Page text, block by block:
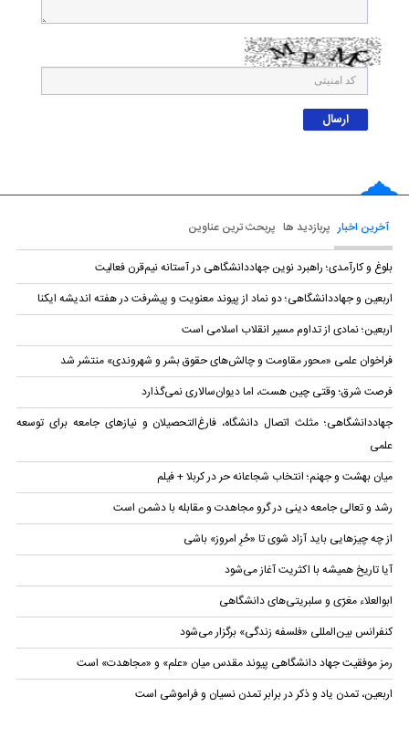
آخرین اخبار پربازدید ها پربحث ترین عناوین
بلوغ و کارآمدی؛ راهبرد نوین جهاددانشگاهی در آستانه نیم‌قرن فعالیت
اربعین و جهاددانشگاهی؛ دو نماد از پیوند معنویت و پیشرفت در هفته اندیشه ایکنا
اربعین؛ نمادی از تداوم مسیر انقلاب اسلامی است
فراخوان علمی «محور مقاومت و چالش‌های حقوق بشر و شهروندی» منتشر شد
فرصت شرق؛ وقتی چین هست، اما دیوان‌سالاری نمی‌گذارد
جهاددانشگاهی؛ مثلث اتصال دانشگاه، فارغ‌التحصیلان و نیازهای جامعه برای توسعه
علمی
میان بهشت و جهنم؛ انتخاب شجاعانه حر در کربلا + فیلم
رشد و تعالی جامعه دینی در گرو مجاهدت و مقابله با دشمن است
از چه چیزهایی باید آزاد شوی تا «حُرِ امروز» باشی
آیا تاریخ همیشه با اکثریت آغاز می‌شود
ابوالعلاء معَرّی و سلبریتی‌های دانشگاهی
کنفرانس بین‌المللی «فلسفه زندگی» برگزار می‌شود
رمز موفقیت جهاد دانشگاهی پیوند مقدس میان «علم» و «مجاهدت» است
اربعین، تمدن یاد و ذکر در برابر تمدن نسیان و فراموشی است